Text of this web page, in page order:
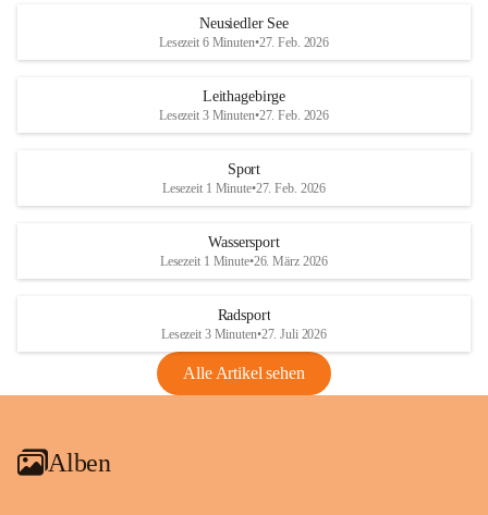
S
und den daraus folgenden wirtschaftlichen
Maßnahmen zur Bekämpfung
Rebe und der Amerikanischen
Anhang VBl. EU Nr. 18
1 Seite•1,4 MB
VBl. EU Nr. 18_2026
r
S
Neusiedler See
Lesezeit 6 Minuten•27. Feb. 2026
Leithagebirge
Lesezeit 3 Minuten•27. Feb. 2026
Sport
Lesezeit 1 Minute•27. Feb. 2026
Wassersport
Lesezeit 1 Minute•26. März 2026
Radsport
Lesezeit 3 Minuten•27. Juli 2026
Alle Artikel sehen
Alben